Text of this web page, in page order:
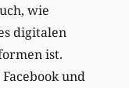
wie
digitalen
ist.
und